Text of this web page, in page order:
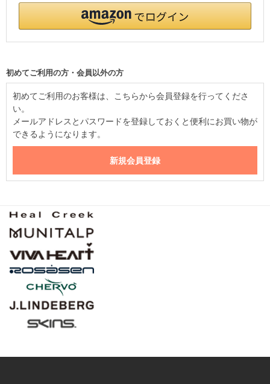
初めてご利用の方・会員以外の方
初めてご利用のお客様は、こちらから会員登録を行ってくださ
い。
メールアドレスとパスワードを登録しておくと便利にお買い物が
できるようになります。